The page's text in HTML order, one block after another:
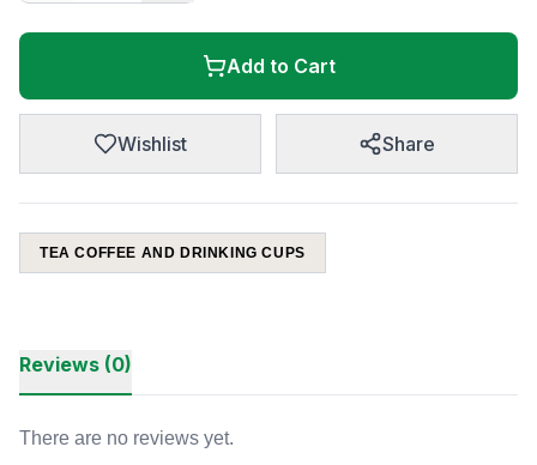
Add to Cart
Wishlist Share
TEA COFFEE AND DRINKING CUPS
Reviews (0)
There are no reviews yet.